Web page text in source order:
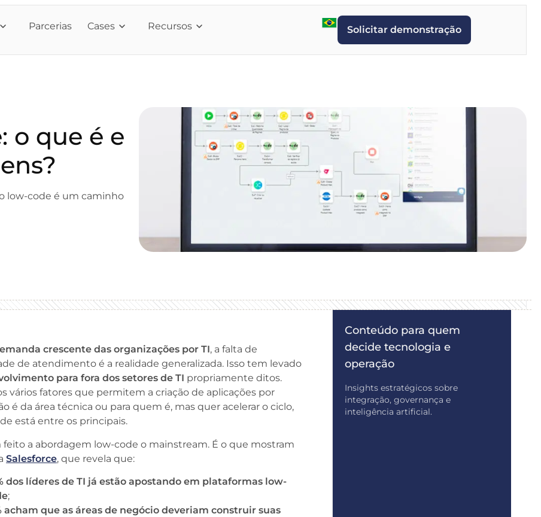
Parcerias Cases Recursos Solicitar demonstração
o que é e
low-code é um caminho
crescente das organizações por TI, a falta de
de atendimento é a realidade generalizada. Isso tem levado
para fora dos setores de TI propriamente ditos.
vários fatores que permitem a criação de aplicações por
é da área técnica ou para quem é, mas quer acelerar o ciclo,
está entre os principais.
feito a abordagem low-code o mainstream. É o que mostram
Salesforce, que revela que:
dos líderes de TI já estão apostando em plataformas low-
;
acham que as áreas de negócio deveriam construir suas
Conteúdo para quem
decide tecnologia e
operação
Insights estratégicos sobre
integração, governança e
inteligência artificial.